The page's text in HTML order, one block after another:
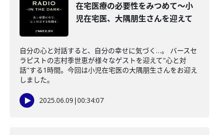
在宅医療の必要性をみつめて～小
児在宅医、大隅朋生さんを迎えて
自分の心と対話すると、自分の幸せに気づく…。 バースセ
ラピストの志村季世恵が様々なゲストを迎えて"心と対
話"する1時間。今回は小児在宅医の大隅朋生さんをお迎え
しました。
2025.06.09 |00:34:07